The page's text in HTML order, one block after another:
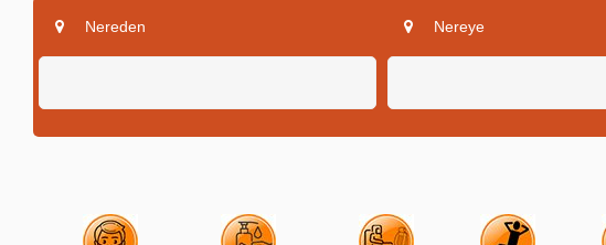
Nereden Nereye